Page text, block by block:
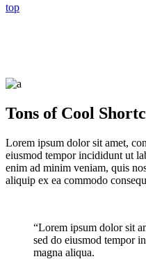
top
Tons of Cool
Lorem ipsum dolor sit amet,
eiusmod tempor incididunt ut
enim ad minim veniam, quis
aliquip ex ea commodo
“Lorem ipsum dolor sit
sed do eiusmod tempor
magna aliqua.